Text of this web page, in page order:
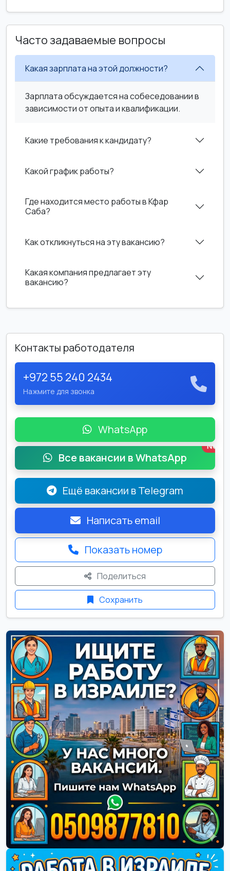
Часто задаваемые вопросы
Какая зарплата на этой должности?
Зарплата обсуждается на собеседовании в
зависимости от опыта и квалификации.
Какие требования к кандидату?
Какой график работы?
Где находится место работы в Кфар
Саба?
Как откликнуться на эту вакансию?
Какая компания предлагает эту
вакансию?
Контакты работодателя
+972 55 240 2434
Нажмите для звонка
WhatsApp
Все вакансии в WhatsApp
New
Ещё вакансии в Telegram
Написать email
Показать номер
Поделиться
Сохранить